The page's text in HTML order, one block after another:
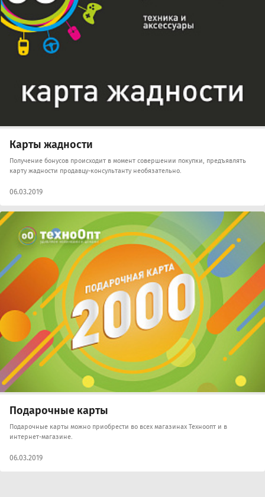
Карты жадности
Получение бонусов происходит в момент совершении покупки, предъявлять
карту жадности продавцу-консультанту необязательно.
06.03.2019
Подарочные карты
Подарочные карты можно приобрести во всех магазинах Техноопт и в
интернет-магазине.
06.03.2019